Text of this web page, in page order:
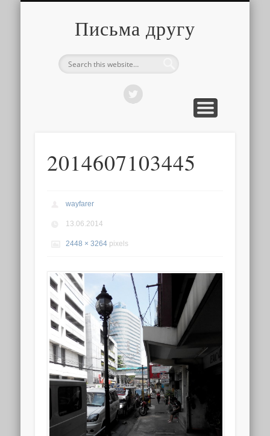
Письма другу
2014607103445
wayfarer
13.06.2014
2448 × 3264 pixels